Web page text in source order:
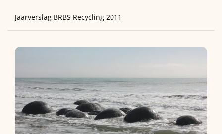
Jaarverslag BRBS Recycling 2011